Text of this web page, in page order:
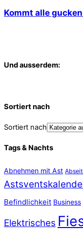
Kommt alle
Und ausserdem:
Sortiert nach
Sortiert nach
Tags & Nachts
Abnehmen mit Ast
Befindlichkeit Business
Elektrisches